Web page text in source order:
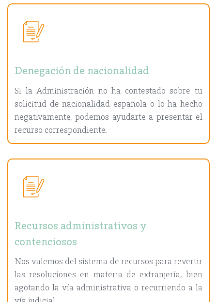
Denegación de nacionalidad
Si la Administración no ha contestado sobre tu
solicitud de nacionalidad española o lo ha hecho
negativamente, podemos ayudarte a presentar el
recurso correspondiente.
Recursos administrativos y
contenciosos
Nos valemos del sistema de recursos para revertir
las resoluciones en materia de extranjería, bien
agotando la vía administrativa o recurriendo a la